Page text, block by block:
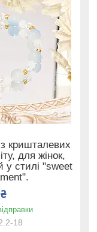
кришталевих
для жінок,
у стилі "sweet
18